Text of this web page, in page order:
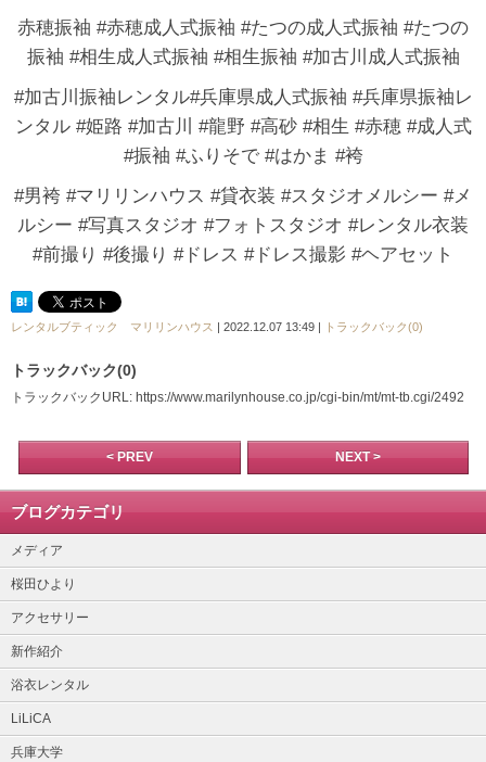
赤穂振袖 #赤穂成人式振袖 #たつの成人式振袖 #たつの
振袖 #相生成人式振袖 #相生振袖 #加古川成人式振袖
#加古川振袖レンタル#兵庫県成人式振袖 #兵庫県振袖レ
ンタル #姫路 #加古川 #龍野 #高砂 #相生 #赤穂 #成人式
#振袖 #ふりそで #はかま #袴
#男袴 #マリリンハウス #貸衣装 #スタジオメルシー #メ
ルシー #写真スタジオ #フォトスタジオ #レンタル衣装
#前撮り #後撮り #ドレス #ドレス撮影 #ヘアセット
レンタルブティック マリリンハウス | 2022.12.07 13:49 | トラックバック(0)
トラックバック(0)
トラックバックURL: https://www.marilynhouse.co.jp/cgi-bin/mt/mt-tb.cgi/2492
< PREV NEXT >
ブログカテゴリ
メディア
桜田ひより
アクセサリー
新作紹介
浴衣レンタル
LiLiCA
兵庫大学